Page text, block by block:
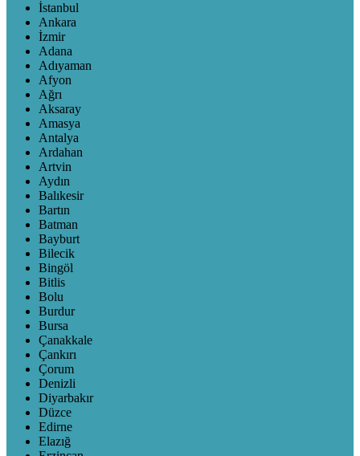
İstanbul
Ankara
İzmir
Adana
Adıyaman
Afyon
Ağrı
Aksaray
Amasya
Antalya
Ardahan
Artvin
Aydın
Balıkesir
Bartın
Batman
Bayburt
Bilecik
Bingöl
Bitlis
Bolu
Burdur
Bursa
Çanakkale
Çankırı
Çorum
Denizli
Diyarbakır
Düzce
Edirne
Elazığ